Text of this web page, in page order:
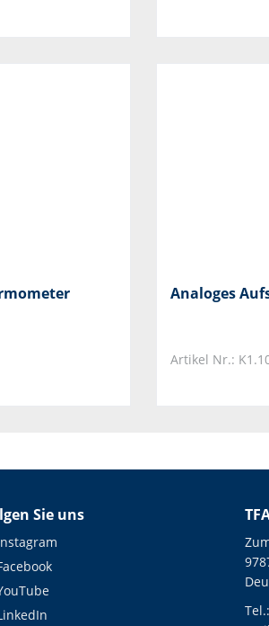
Analoges
Artikel Nr.:
Sie uns
Tel.: